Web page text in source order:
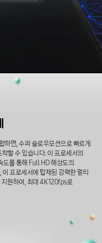
하면, 수퍼 슬로우모션으로 빠르게
할 수 있습니다. 이 프로세서의
도를 통해 Full HD 해상도의
프로세서에 탑재된 강력한 멀티
원하여, 최대 4K 120fps로